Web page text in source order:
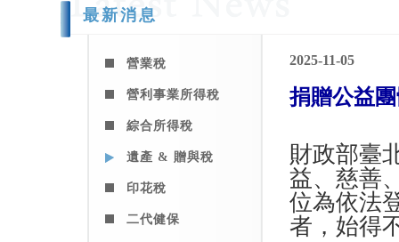
最新消息
營業稅
營利事業所得稅
綜合所得稅
遺產 & 贈與稅
印花稅
二代健保
2025-11-05
捐贈公益
財政部臺
益、慈善
位為依法
者，始得